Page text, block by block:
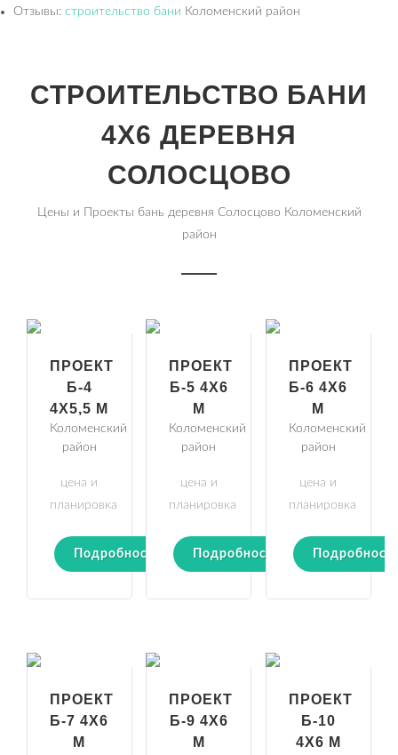
Отзывы: строительство бани Коломенский район
СТРОИТЕЛЬСТВО БАНИ
4Х6 ДЕРЕВНЯ
СОЛОСЦОВО
Цены и Проекты бань деревня Солосцово Коломенский
район
ПРОЕКТ
Б-4
4Х5,5 М
Коломенский
район
цена и
планировка
Подробности
ПРОЕКТ
Б-5 4Х6
М
Коломенский
район
цена и
планировка
Подробности
ПРОЕКТ
Б-6 4Х6
М
Коломенский
район
цена и
планировка
ПРОЕКТ
Б-7 4Х6
М
ПРОЕКТ
Б-9 4Х6
М
ПРОЕКТ
Б-10
4Х6 М